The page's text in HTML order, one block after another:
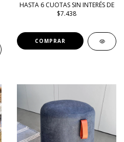
HASTA 6 CUOTAS SIN INTERÉS DE
$7.438
COMPRAR